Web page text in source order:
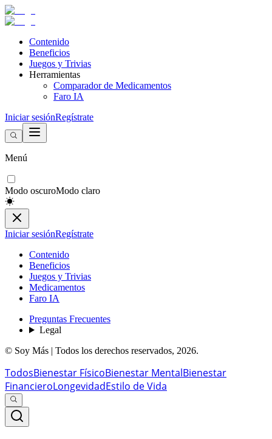
Contenido
Beneficios
Juegos y Trivias
Herramientas
Comparador de Medicamentos
Faro IA
Iniciar sesiónRegístrate
Menú
Modo oscuroModo claro
Iniciar sesiónRegístrate
Contenido
Beneficios
Juegos y Trivias
Medicamentos
Faro IA
Preguntas Frecuentes
Legal
© Soy Más | Todos los derechos reservados, 2026.
TodosBienestar FísicoBienestar MentalBienestar
FinancieroLongevidadEstilo de Vida